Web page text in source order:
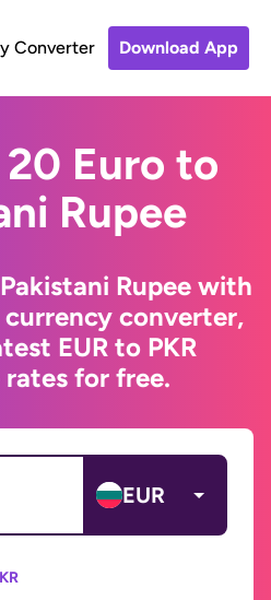
Converter Download App
Euro to
Rupee
Rupee with
converter,
EUR to PKR
for free.
EUR